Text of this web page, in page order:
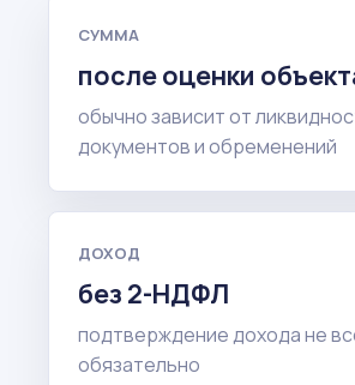
СУММА
после оценки
обычно зависит от
документов и обременений
ДОХОД
без 2-НДФЛ
подтверждение дохода не
обязательно